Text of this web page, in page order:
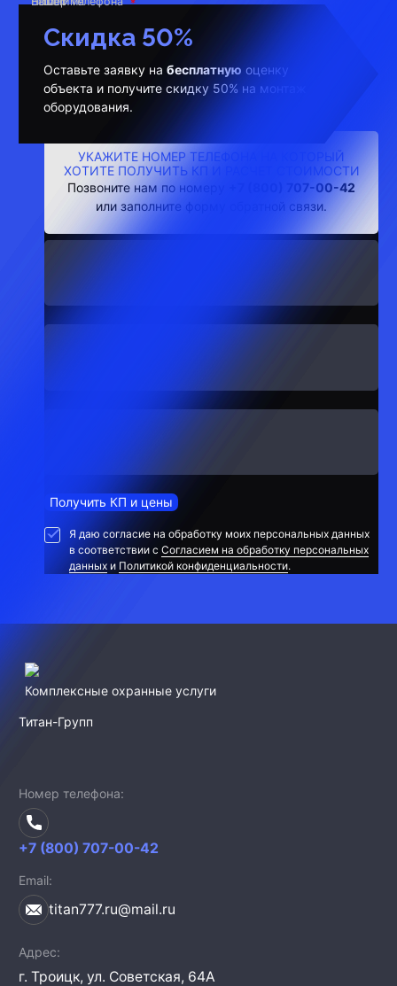
Скидка 50%
Оставьте заявку на бесплатную оценку
объекта и получите скидку 50% на монтаж
оборудования.
УКАЖИТЕ НОМЕР ТЕЛЕФОНА НА КОТОРЫЙ
ХОТИТЕ ПОЛУЧИТЬ КП И РАСЧЕТ СТОИМОСТИ
Позвоните нам по номеру
+7 (800) 707-00-42
или заполните форму обратной связи.
Получить КП и цены
Я даю согласие на обработку моих персональных данных
в соответствии сСогласием на обработку персональных
данных и Политикой конфиденциальности.
Комплексные охранные услуги
Титан-Групп
Номер телефона
+7 (800) 707-00-42
Email
titan777.ru@mail.ru
Адрес
г. Троицк, ул. Советская, 64А